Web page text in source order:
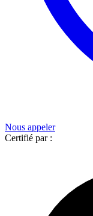
Nous appeler
Certifié par :